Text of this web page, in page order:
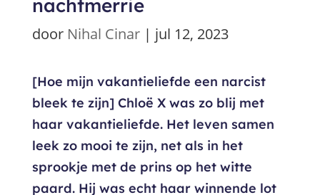
nachtmerrie
door Nihal Cinar| jul 12, 2023
[Hoe mijn vakantieliefde een narcist
bleek te zijn] Chloë X was zo blij met
haar vakantieliefde. Het leven samen
leek zo mooi te zijn, net als in het
sprookje met de prins op het witte
paard. Hij was echt haar winnende lot